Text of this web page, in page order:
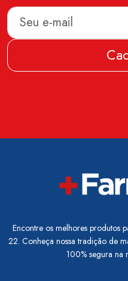
Encontre os melhores produtos
22. Conheça nossa tradição de
100% segura na